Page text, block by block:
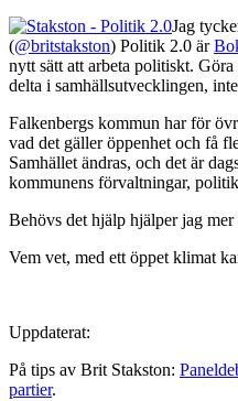
Jag
(@britstakston) Politik 2.0 är
nytt sätt att arbeta politiskt.
delta i samhällsutvecklingen,
Falkenbergs kommun har för
vad det gäller öppenhet och få
Samhället ändras, och det är
kommunens förvaltningar,
Behövs det hjälp hjälper jag
Vem vet, med ett öppet klimat
Uppdaterat:
På tips av Brit Stakston:
partier.